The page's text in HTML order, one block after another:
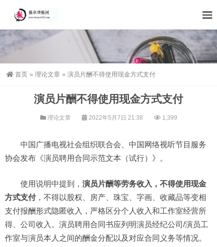
首页 » 理论文章 » 演员片酬不得使用现金方式支付
演员片酬不得使用现金方式支付
理论文章 2022年5月7日 21:38 1,399
中国广播电视社会组织联合会、中国网络视听节目服务
协会发布《演员聘用合同示范文本（试行）》。
使用说明中提到， 演员片酬等劳务收入，不得使用现金
方式支付，不得以股权、房产、珠宝、字画、收藏品等变相
支付报酬形式隐匿收入，严格区分个人收入和工作室经营所
得、公司收入。演员聘用合同书应列明演员经纪公司/演员工
作室与演员本人之间的酬金分配以及对应合同义务等情况。